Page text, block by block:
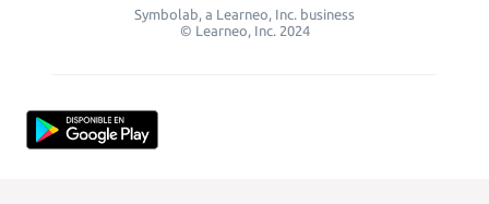
Symbolab, a Learneo, Inc. business
© Learneo, Inc. 2024